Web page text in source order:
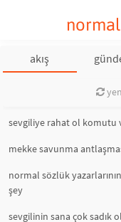
akış
sevgiliye rahat ol komutu
mekke savunma
normal sözlük
şey
sevgilinin sana çok sadık